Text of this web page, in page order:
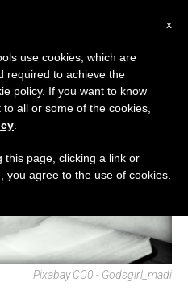
Pixabay CC0 - Godsgirl_madi
x
use cookies, which are
required to achieve the
policy. If you want to know
all or some of the cookies,
this page, clicking a link or
you agree to the use of cookies.